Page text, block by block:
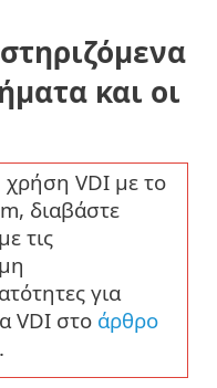
και οι
χρήση VDI με το
διαβάστε
τις
για
VDI στο άρθρο
.